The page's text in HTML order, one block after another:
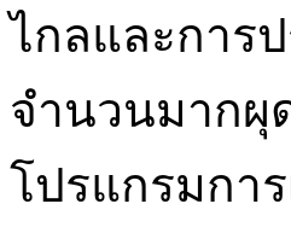
ไกลและการ
จำนวนมาก
โปรแกรมกา